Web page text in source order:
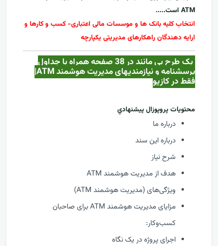
ATM است.....
انتخاب کلیه بانک ها و موسسات مالی اعتباری- کسب و کارها و
ارایه دهندگان راهکارهای مدیریتی یکپارچه
یک طرح بی مانند در 38 صفحه همراه با جداول
پرسشنامه و نیازمندیهای مدیریت هوشمند ATM|
فقط در کازيو
محتويات پروپوزال پيشنهادي
درباره ما
درباره این سند
شرح نیاز
هدف از مدیریت هوشمند ATM
ویژگی‌های (مدیریت هوشمند ATM)
مزایای مدیریت هوشمند ATM برای صاحبان
کسب‌وکار:
اجرای پروژه در یک نگاه